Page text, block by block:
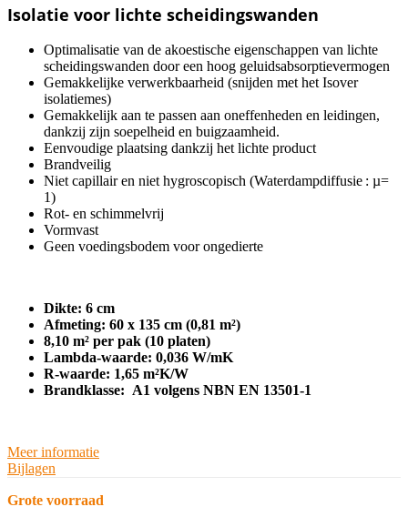
Isolatie voor lichte scheidingswanden
Optimalisatie van de akoestische eigenschappen van lichte
scheidingswanden door een hoog geluidsabsorptievermogen
Gemakkelijke verwerkbaarheid (snijden met het Isover
isolatiemes)
Gemakkelijk aan te passen aan oneffenheden en leidingen,
dankzij zijn soepelheid en buigzaamheid.
Eenvoudige plaatsing dankzij het lichte product
Brandveilig
Niet capillair en niet hygroscopisch (Waterdampdiffusie : µ=
1)
Rot- en schimmelvrij
Vormvast
Geen voedingsbodem voor ongedierte
Dikte: 6 cm
Afmeting: 60 x 135 cm (0,81 m²)
8,10 m² per pak (10 platen)
Lambda-waarde: 0,036 W/mK
R-waarde: 1,65 m²K/W
Brandklasse: A1 volgens NBN EN 13501-1
Meer informatie
Bijlagen
Grote voorraad